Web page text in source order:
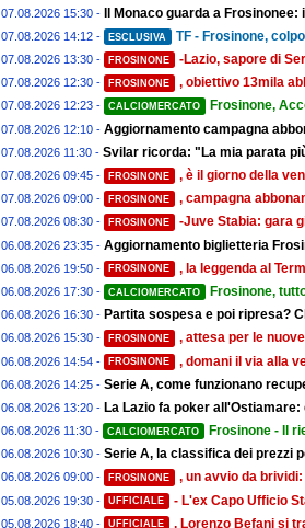
07.08.2026 15:30 - Il Monaco guarda a
07.08.2026 14:12 - ESCLUSIVA TF - Frosinone,
07.08.2026 13:30 - FROSINONE -Lazio, sapore di
07.08.2026 12:30 - FROSINONE , obiettivo 13mila
07.08.2026 12:23 - CALCIOMERCATO Frosinone,
07.08.2026 12:10 - Aggiornamento campagna
07.08.2026 11:30 - Svilar ricorda: "La mia parata
07.08.2026 09:45 - FROSINONE , è il giorno della
07.08.2026 09:00 - FROSINONE , campagna
07.08.2026 08:30 - FROSINONE -Juve Stabia: gara
06.08.2026 23:35 - Aggiornamento biglietteria
06.08.2026 19:50 - FROSINONE , la leggenda al
06.08.2026 17:30 - CALCIOMERCATO Frosinone,
06.08.2026 16:30 - Partita sospesa e poi ripresa?
06.08.2026 15:30 - FROSINONE , attesa per le
06.08.2026 14:54 - FROSINONE , domani il via alla
06.08.2026 14:25 - Serie A, come funzionano
06.08.2026 13:20 - La Lazio fa poker
06.08.2026 11:30 - CALCIOMERCATO Frosinone - Il
06.08.2026 10:30 - Serie A, la classifica dei prezzi
06.08.2026 09:00 - FROSINONE , un avvio da
05.08.2026 19:30 - UFFICIALE - L'ex Capo Ufficio
05.08.2026 18:40 - UFFICIALE , Lorenzo Befani si